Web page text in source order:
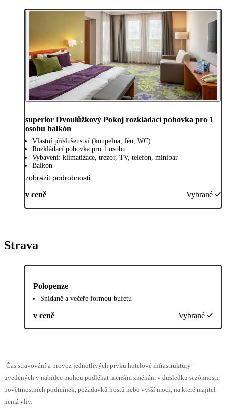
superior Dvoulůžkový Pokoj rozkládací pohovka pro 1
osobu balkón
Vlastní příslušenství (koupelna, fén, WC)
Rozkládací pohovka pro 1 osobu
Vybavení: klimatizace, trezor, TV, telefon, minibar
Balkon
zobrazit podrobnosti
v ceně Vybrané
Strava
Polopenze
Snídaně a večeře formou bufetu
v ceně Vybrané
Čas stravování a provoz jednotlivých prvků hotelové infrastruktury
uvedených v nabídce mohou podléhat menším změnám v důsledku sezónnosti,
povětrnostních podmínek, požadavků hostů nebo vyšší moci, na které majitel
nemá vliv.